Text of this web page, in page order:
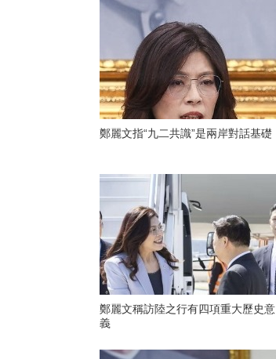
鄭麗文指“九二共識”是兩岸對話基礎
鄭麗文稱訪陸之行有四項重大歷史意
義